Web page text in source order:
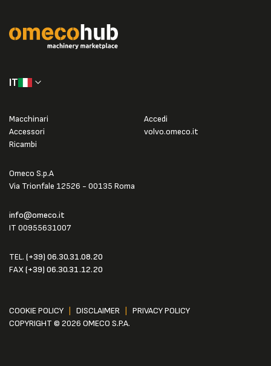
IT
Omeco S.p.A
Via Trionfale 12526 - 00135 Roma
info@omeco.it
IT 00955631007
TEL. (+39) 06.30.31.08.20
FAX(+39) 06.30.31.12.20
Macchinari
Accessori
Ricambi
Accedi
volvo.omeco.it
COOKIE POLICY DISCLAIMER
PRIVACY POLICY
COPYRIGHT © 2026 OMECO S.P.A.